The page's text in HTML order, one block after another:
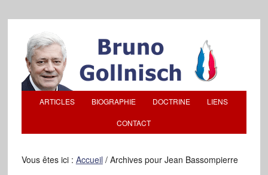
ARTICLES BIOGRAPHIE DOCTRINE LIENS
CONTACT
Vous êtes ici : Accueil /Archives pour Jean Bassompierre